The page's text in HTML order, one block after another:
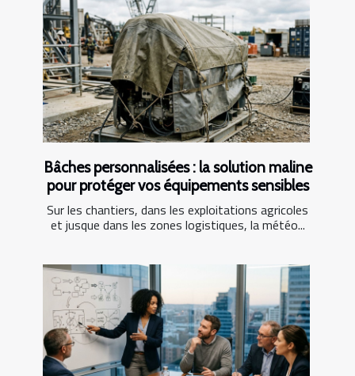
Bâches personnalisées : la solution maline
pour protéger vos équipements sensibles
Sur les chantiers, dans les exploitations agricoles
et jusque dans les zones logistiques, la météo...